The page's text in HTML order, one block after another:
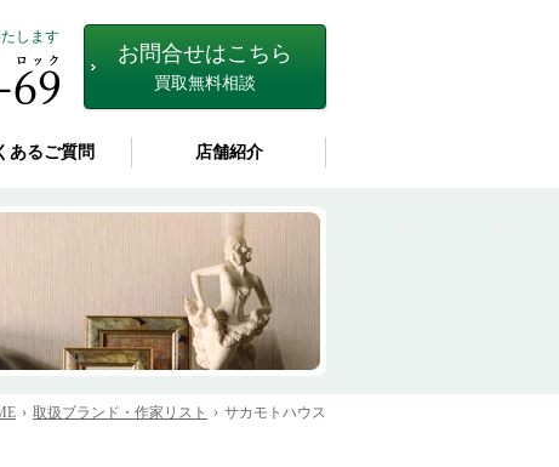
お問合せはこちら
買取無料相談
します
あるご質問 店舗紹介
取扱ブランド・作家リスト サカモトハウス